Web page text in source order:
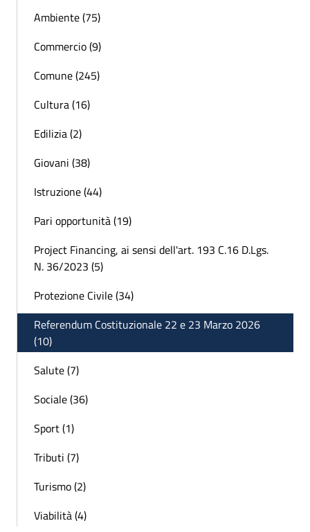
Ambiente (75)
Commercio (9)
Comune (245)
Cultura (16)
Edilizia (2)
Giovani (38)
Istruzione (44)
Pari opportunità (19)
Project Financing, ai sensi dell'art. 193 C.16 D.Lgs.
N. 36/2023 (5)
Protezione Civile (34)
Referendum Costituzionale 22 e 23 Marzo 2026
(10)
Salute (7)
Sociale (36)
Sport (1)
Tributi (7)
Turismo (2)
Viabilità (4)